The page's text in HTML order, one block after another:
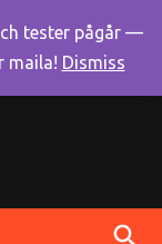
tester pågår —
maila! Dismiss